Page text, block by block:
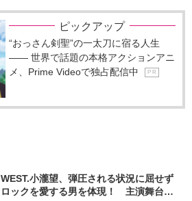
ピックアップ
“おっさん剣聖”の一太刀に宿る人生
―― 世界で話題の本格アクションアニ
メ、Prime Videoで独占配信中
P R
WEST.小瀧望、弾圧される状況に屈せず
ロックを愛する男を体現！ 主演舞台